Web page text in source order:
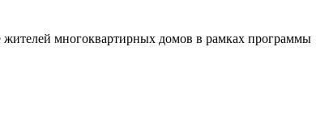
жителей многоквартирных домов в рамках программы